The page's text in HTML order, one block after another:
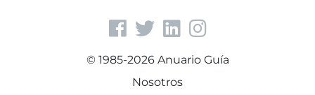
© 1985-2026 Anuario Guía
Nosotros